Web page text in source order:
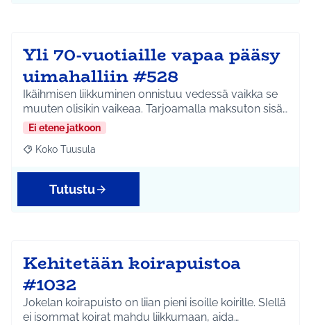
Yli 70-vuotiaille vapaa pääsy
uimahalliin #528
Ikäihmisen liikkuminen onnistuu vedessä vaikka se
muuten olisikin vaikeaa. Tarjoamalla maksuton sisä…
Ei etene jatkoon
Rajaa tulokset aihepiirin mukaan: Koko Tuusula
Koko Tuusula
Tutustu
Kehitetään koirapuistoa
#1032
Jokelan koirapuisto on liian pieni isoille koirille. SIellä
ei isommat koirat mahdu liikkumaan, aida…